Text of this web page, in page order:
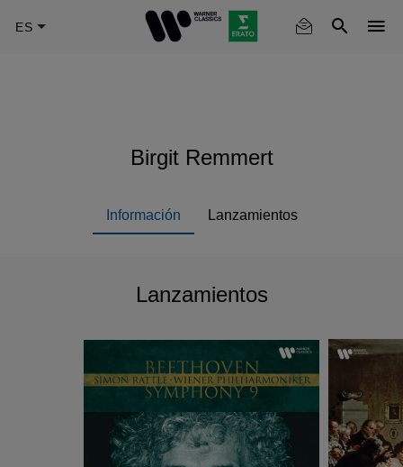
Birgit Remmert
Información Lanzamientos
Lanzamientos